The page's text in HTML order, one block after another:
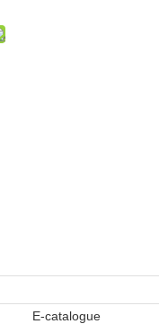
E-catalogue